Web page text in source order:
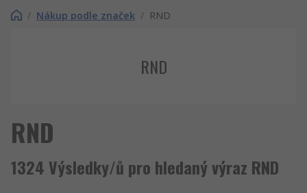
/ Nákup podle značek / RND
RND
RND
1324 Výsledky/ů pro hledaný výraz RND